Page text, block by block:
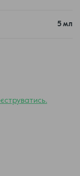
5 мл